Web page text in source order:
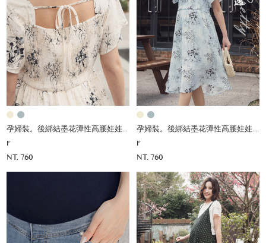
孕婦裝。後綁結墨花彈性高腰娃娃洋
F
NT. 760
孕婦裝。後綁結墨花彈性高腰娃娃洋
F
NT. 760